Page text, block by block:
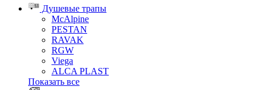
Душевые трапы
McAlpine
PESTAN
RAVAK
RGW
Viega
АLCA PLAST
Показать все